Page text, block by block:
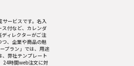
サービスです。名入
付など、カレンダ
ィレクターがご注
、企業や商品の魅
プラン」では、用途
、弊社テンプレート
24時間web注文に対